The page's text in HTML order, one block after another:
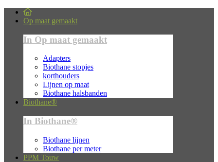
Op maat gemaakt
In Op maat gemaakt
Adapters
Biothane stopjes
korthouders
Lijnen op maat
Biothane halsbanden
Biothane®
In Biothane®
Biothane lijnen
Biothane per meter
PPM Touw